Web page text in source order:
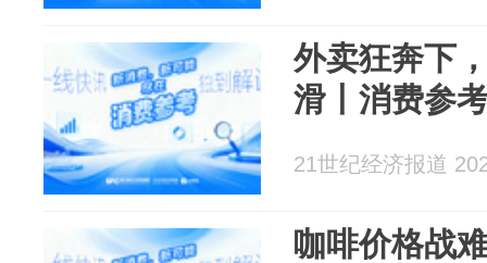
外卖狂奔下
滑丨消费参
21世纪经济报道
咖啡价格战